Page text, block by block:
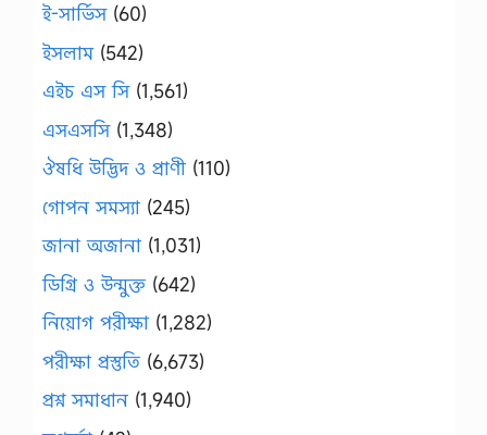
ই-সার্ভিস(60)
ইসলাম(542)
এইচ এস সি(1,561)
এসএসসি(1,348)
ঔষধি উদ্ভিদ ও প্রাণী (110)
গোপন সমস্যা (245)
জানা অজানা (1,031)
ডিগ্রি ও উন্মুক্ত (642)
নিয়োগ পরীক্ষা (1,282)
পরীক্ষা প্রস্তুতি (6,673)
প্রশ্ন সমাধান (1,940)